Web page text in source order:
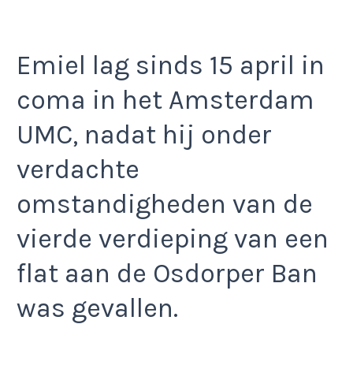
Emiel lag sinds 15 april in
coma in het Amsterdam
UMC, nadat hij onder
verdachte
omstandigheden van de
vierde verdieping van een
flat aan de Osdorper Ban
was gevallen.